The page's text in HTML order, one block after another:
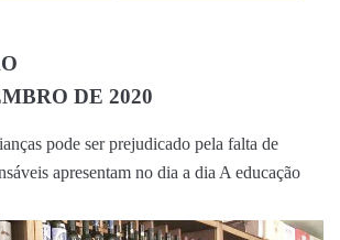
DE 2020
pode ser prejudicado pela falta de
apresentam no dia a dia A educação